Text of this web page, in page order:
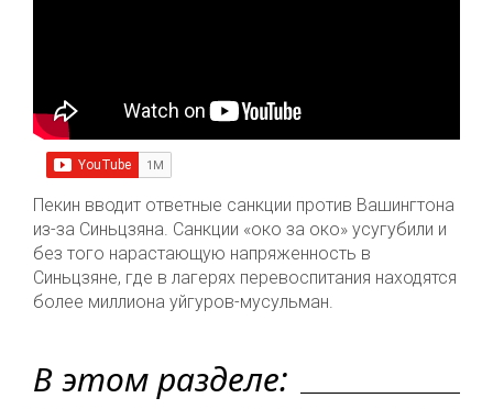
Пекин вводит ответные санкции против Вашингтона
из-за Синьцзяна. Санкции «око за око» усугубили и
без того нарастающую напряженность в
Синьцзяне, где в лагерях перевоспитания находятся
более миллиона уйгуров-мусульман.
В этом разделе: